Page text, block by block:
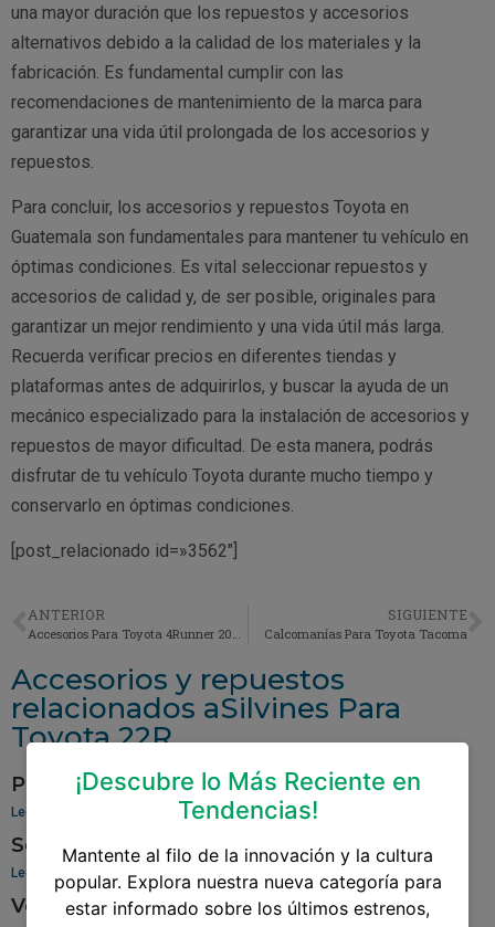
una mayor duración que los repuestos y accesorios
alternativos debido a la calidad de los materiales y la
fabricación. Es fundamental cumplir con las
recomendaciones de mantenimiento de la marca para
garantizar una vida útil prolongada de los accesorios y
repuestos.
Para concluir, los accesorios y repuestos Toyota en
Guatemala son fundamentales para mantener tu vehículo en
óptimas condiciones. Es vital seleccionar repuestos y
accesorios de calidad y, de ser posible, originales para
garantizar un mejor rendimiento y una vida útil más larga.
Recuerda verificar precios en diferentes tiendas y
plataformas antes de adquirirlos, y buscar la ayuda de un
mecánico especializado para la instalación de accesorios y
repuestos de mayor dificultad. De esta manera, podrás
disfrutar de tu vehículo Toyota durante mucho tiempo y
conservarlo en óptimas condiciones.
[post_relacionado id=»3562″]
ANTERIOR SIGUIENTE
Calcomanías Para Toyota Tacoma
Accesorios y repuestos
relacionados aSilvines Para
Toyota 22R
Pantalla Para Toyota Yaris
Leer más »
Sensor De Oxigeno Para Toyota Corolla
Leer más »
Venta De Aros Para Toyota Hilux
¡Descubre lo Más Reciente en
Tendencias!
Mantente al filo de la innovación y la cultura
popular. Explora nuestra nueva categoría para
estar informado sobre los últimos estrenos,